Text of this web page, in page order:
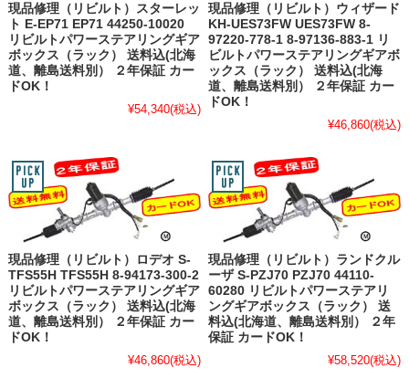
現品修理（リビルト）スターレッ
ト E-EP71 EP71 44250-10020
リビルトパワーステアリングギア
ボックス（ラック） 送料込(北海
道、離島送料別） ２年保証 カー
ドOK！
¥54,340(税込)
現品修理（リビルト）ウィザード
KH-UES73FW UES73FW 8-
97220-778-1 8-97136-883-1 リ
ビルトパワーステアリングギアボ
ックス（ラック） 送料込(北海
道、離島送料別） ２年保証 カー
ドOK！
¥46,860(税込)
現品修理（リビルト）ロデオ S-
TFS55H TFS55H 8-94173-300-2
リビルトパワーステアリングギア
ボックス（ラック） 送料込(北海
道、離島送料別） ２年保証 カー
ドOK！
¥46,860(税込)
現品修理（リビルト）ランドクル
ーザ S-PZJ70 PZJ70 44110-
60280 リビルトパワーステアリ
ングギアボックス（ラック） 送
料込(北海道、離島送料別） ２年
保証 カードOK！
¥58,520(税込)